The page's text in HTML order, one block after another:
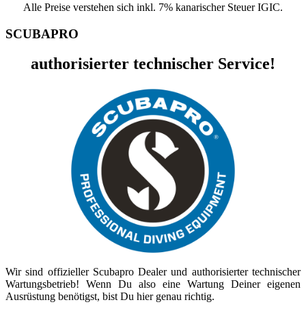
Alle Preise verstehen sich inkl. 7% kanarischer Steuer IGIC.
SCUBAPRO
authorisierter technischer Service!
Wir sind offizieller Scubapro Dealer und authorisierter technischer
Wartungsbetrieb! Wenn Du also eine Wartung Deiner eigenen
Ausrüstung benötigst, bist Du hier genau richtig.